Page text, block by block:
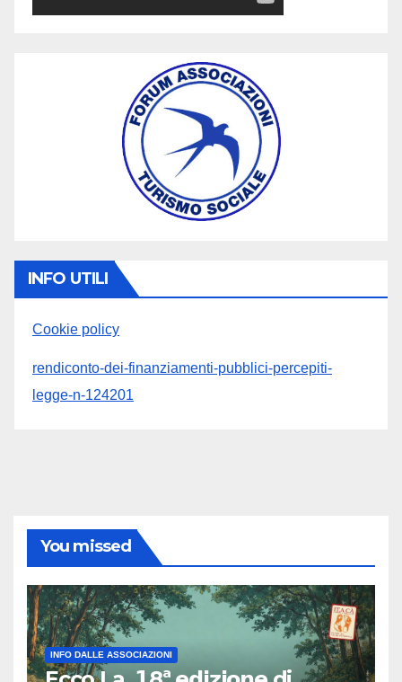
INFO UTILI
Cookie policy
rendiconto-dei-finanziamenti-pubblici-percepiti-
legge-n-124201
You missed
INFO DALLE ASSOCIAZIONI